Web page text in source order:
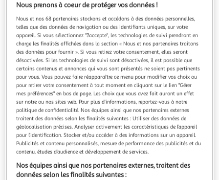
Illustration
précédente
Illustration
suivante
3.6 (36)
AUCHAN
Beignets de crevettes sauce aigre douce
de belles crevettes entières cuites entourées d'une
délicieuse pate à beignet
En savoir +
8 pièces
Vous voulez connaître le prix de ce produit ?
Nous prenons à coeur de protéger vos données !
Nous et nos 68 partenaires stockons et accédons à des données personnelles,
telles que des données de navigation ou des identifiants uniques, sur votre
appareil. Si vous sélectionnez "J'accepte", les technologies de suivi prendront en
charge les finalités affichées dans la section « Nous et nos partenaires traitons
des données pour fournir ». Si vous retirez votre consentement, elles seront
désactivées. Si les technologies de suivi sont désactivées, il est possible que
certains contenus et annonces qui vous sont présentés ne soient pas pertinents
pour vous. Vous pouvez faire réapparaître ce menu pour modifier vos choix ou
pour retirer votre consentement à tout moment en cliquant sur le lien "Gérer
mes préférences" en bas de page. Les choix que vous avez fait auront un effet
sur notre ou nos sites web. Pour plus d’informations, reportez-vous à notre
politique de confidentialité. Nos équipes ainsi que nos partenaires externes
traitent des données selon les finalités suivantes : Utiliser des données de
géolocalisation précises. Analyser activement les caractéristiques de l’appareil
pour l’identification. Stocker et/ou accéder à des informations sur un appareil.
Publicités et contenu personnalisés, mesure de performance des publicités et du
contenu, études d’audience et développement de services.
Nos équipes ainsi que nos partenaires externes, traitent des
données selon les finalités suivantes :